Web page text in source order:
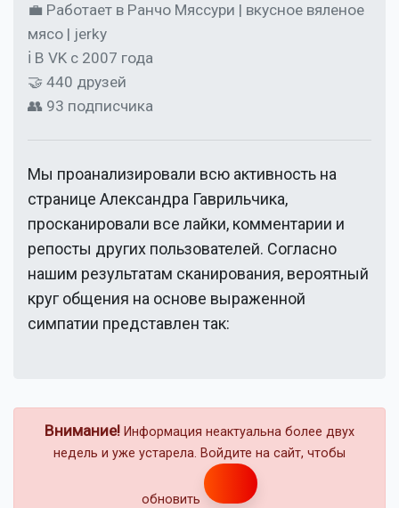
💼 Работает в Ранчо Мяссури | вкусное вяленое
мясо | jerky
ℹ В VK с 2007 года
🤝 440 друзей
👥 93 подписчика
Мы проанализировали всю активность на
странице Александра Гаврильчика,
просканировали все лайки, комментарии и
репосты других пользователей. Согласно
нашим результатам сканирования, вероятный
круг общения на основе выраженной
симпатии представлен так:
Внимание! Информация неактуальна более двух
недель и уже устарела. Войдите на сайт, чтобы
обновить